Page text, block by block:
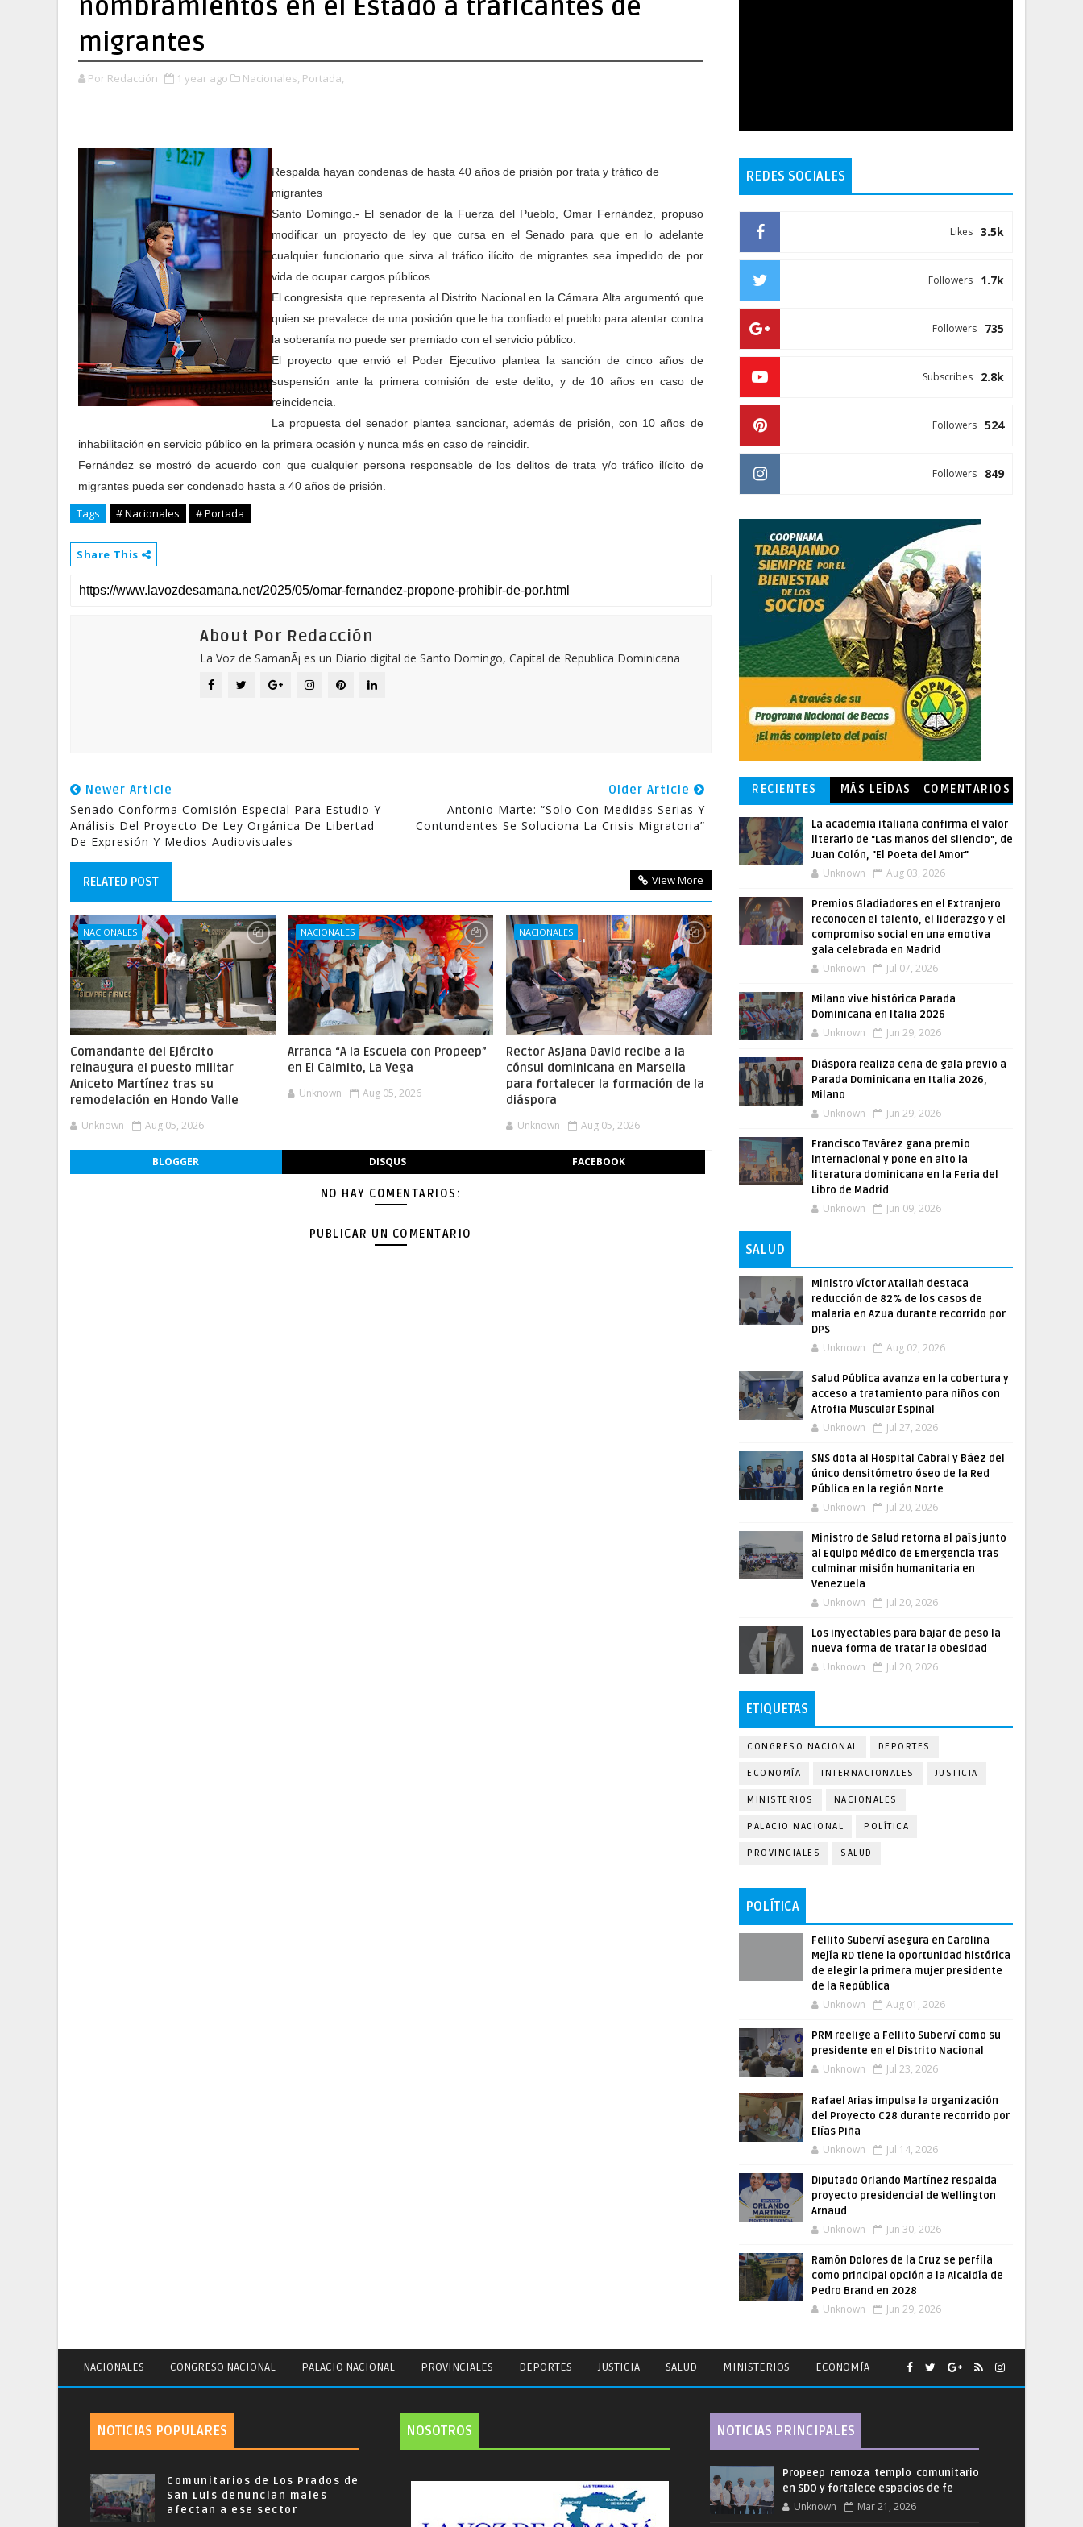
nombramientos en el Estado a traficantes de
migrantes
Por Redacción 1 year ago Nacionales, Portada,
Respalda hayan condenas de hasta 40 años de prisión por trata y tráfico de
migrantes
Santo Domingo.- El senador de la Fuerza del Pueblo, Omar Fernández, propuso
modificar un proyecto de ley que cursa en el Senado para que en lo adelante
cualquier funcionario que sirva al tráfico ilícito de migrantes sea impedido de por
vida de ocupar cargos públicos.
El congresista que representa al Distrito Nacional en la Cámara Alta argumentó que
quien se prevalece de una posición que le ha confiado el pueblo para atentar contra
la soberanía no puede ser premiado con el servicio público.
El proyecto que envió el Poder Ejecutivo plantea la sanción de cinco años de
suspensión ante la primera comisión de este delito, y de 10 años en caso de
reincidencia.
La propuesta del senador plantea sancionar, además de prisión, con 10 años de
inhabilitación en servicio público en la primera ocasión y nunca más en caso de reincidir.
Fernández se mostró de acuerdo con que cualquier persona responsable de los delitos de trata y/o tráfico ilícito de
migrantes pueda ser condenado hasta a 40 años de prisión.
Tags # Nacionales # Portada
Share This
About Por Redacción
La Voz de SamanÃ¡ es un Diario digital de Santo Domingo, Capital de Republica Dominicana
Newer Article
Senado Conforma Comisión Especial Para Estudio Y
Análisis Del Proyecto De Ley Orgánica De Libertad
De Expresión Y Medios Audiovisuales
Older Article
Antonio Marte: “Solo Con Medidas Serias Y
Contundentes Se Soluciona La Crisis Migratoria”
RELATED POST View More
NACIONALES
Comandante del Ejército
reinaugura el puesto militar
Aniceto Martínez tras su
remodelación en Hondo Valle
Unknown Aug 05, 2026
NACIONALES
Arranca “A la Escuela con Propeep”
en El Caimito, La Vega
Unknown Aug 05, 2026
NACIONALES
Rector Asjana David recibe a la
cónsul dominicana en Marsella
para fortalecer la formación de la
diáspora
Unknown Aug 05, 2026
BLOGGER DISQUS FACEBOOK
NO HAY COMENTARIOS:
PUBLICAR UN COMENTARIO
REDES SOCIALES
3.5k
Likes
1.7k
Followers
735
Followers
2.8k
Subscribes
524
Followers
849
Followers
RECIENTES MÁS LEÍDAS COMENTARIOS
La academia italiana confirma el valor
literario de "Las manos del silencio", de
Juan Colón, "El Poeta del Amor"
Unknown Aug 03, 2026
Premios Gladiadores en el Extranjero
reconocen el talento, el liderazgo y el
compromiso social en una emotiva
gala celebrada en Madrid
Unknown Jul 07, 2026
Milano vive histórica Parada
Dominicana en Italia 2026
Unknown Jun 29, 2026
Diáspora realiza cena de gala previo a
Parada Dominicana en Italia 2026,
Milano
Unknown Jun 29, 2026
Francisco Tavárez gana premio
internacional y pone en alto la
literatura dominicana en la Feria del
Libro de Madrid
Unknown Jun 09, 2026
SALUD
Ministro Víctor Atallah destaca
reducción de 82% de los casos de
malaria en Azua durante recorrido por
DPS
Unknown Aug 02, 2026
Salud Pública avanza en la cobertura y
acceso a tratamiento para niños con
Atrofia Muscular Espinal
Unknown Jul 27, 2026
SNS dota al Hospital Cabral y Báez del
único densitómetro óseo de la Red
Pública en la región Norte
Unknown Jul 20, 2026
Ministro de Salud retorna al país junto
al Equipo Médico de Emergencia tras
culminar misión humanitaria en
Venezuela
Unknown Jul 20, 2026
Los inyectables para bajar de peso la
nueva forma de tratar la obesidad
Unknown Jul 20, 2026
ETIQUETAS
CONGRESO NACIONAL DEPORTES
ECONOMÍA INTERNACIONALES JUSTICIA
MINISTERIOS NACIONALES
PALACIO NACIONAL POLÍTICA
PROVINCIALES SALUD
POLÍTICA
Fellito Suberví asegura en Carolina
Mejía RD tiene la oportunidad histórica
de elegir la primera mujer presidente
de la República
Unknown Aug 01, 2026
PRM reelige a Fellito Suberví como su
presidente en el Distrito Nacional
Unknown Jul 23, 2026
Rafael Arias impulsa la organización
del Proyecto C28 durante recorrido por
Elías Piña
Unknown Jul 14, 2026
Diputado Orlando Martínez respalda
proyecto presidencial de Wellington
Arnaud
Unknown Jun 30, 2026
Ramón Dolores de la Cruz se perfila
como principal opción a la Alcaldía de
Pedro Brand en 2028
Unknown Jun 29, 2026
NACIONALES CONGRESO NACIONAL PALACIO NACIONAL PROVINCIALES DEPORTES JUSTICIA SALUD MINISTERIOS ECONOMÍA
NOTICIAS POPULARES
Comunitarios de Los Prados de
San Luis denuncian males
afectan a ese sector
NOSOTROS NOTICIAS PRINCIPALES
Propeep remoza templo comunitario
en SDO y fortalece espacios de fe
Unknown Mar 21, 2026